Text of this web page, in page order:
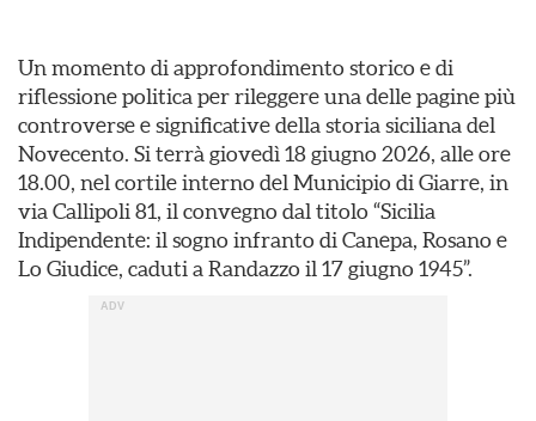
Un momento di approfondimento storico e di
riflessione politica per rileggere una delle pagine più
controverse e significative della storia siciliana del
Novecento. Si terrà giovedì 18 giugno 2026, alle ore
18.00, nel cortile interno del Municipio di Giarre, in
via Callipoli 81, il convegno dal titolo “Sicilia
Indipendente: il sogno infranto di Canepa, Rosano e
Lo Giudice, caduti a Randazzo il 17 giugno 1945”.